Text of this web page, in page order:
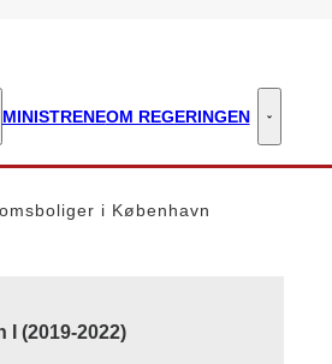
- Flere links
MINISTRENEOM REGERINGEN Om
i København
(2019-2022)